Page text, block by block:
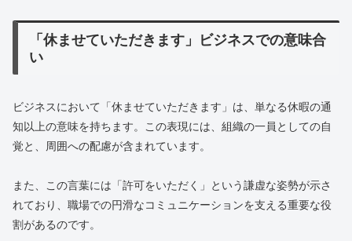
「休ませていただきます」ビジネスでの意味合
い
ビジネスにおいて「休ませていただきます」は、単なる休暇の通
知以上の意味を持ちます。この表現には、組織の一員としての自
覚と、周囲への配慮が含まれています。
また、この言葉には「許可をいただく」という謙虚な姿勢が示さ
れており、職場での円滑なコミュニケーションを支える重要な役
割があるのです。